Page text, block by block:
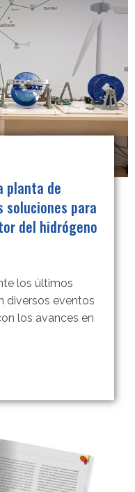
planta de
soluciones para
del hidrógeno
los últimos
diversos eventos
los avances en